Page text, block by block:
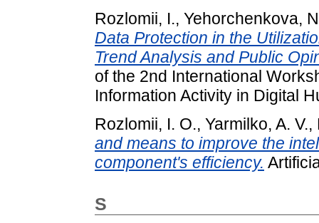
Rozlomii, I., Yehorchenkova,
Data Protection in the
Trend Analysis and Public
of the 2nd International
Information Activity in Digital
Rozlomii, I. O., Yarmilko, A. V.,
and means to improve the
component's efficiency.
S